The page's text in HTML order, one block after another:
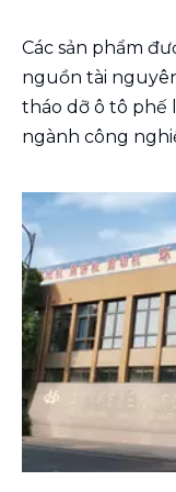
Các sản phẩm
nguồn tài
tháo dỡ ô tô phế
ngành công